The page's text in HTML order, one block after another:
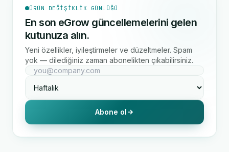
ÜRÜN DEĞIŞIKLIK GÜNLÜĞÜ
En son eGrow güncellemelerini gelen
kutunuza alın.
Yeni özellikler, iyileştirmeler ve düzeltmeler. Spam
yok — dilediğiniz zaman abonelikten çıkabilirsiniz.
Abone ol